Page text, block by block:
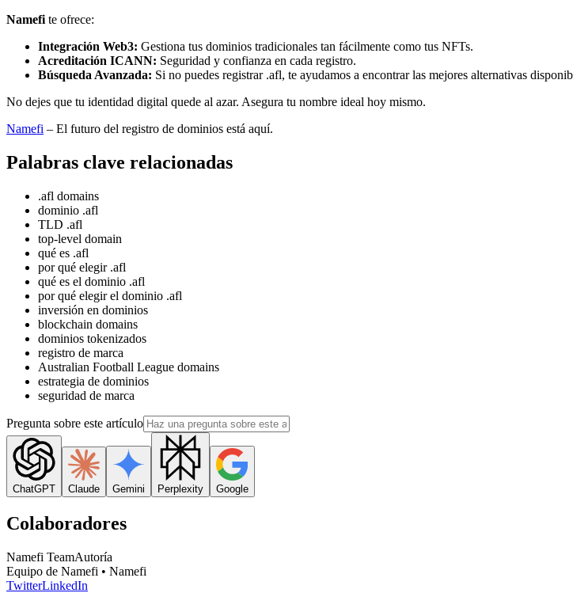
Namefi te ofrece:
Integración Web3: Gestiona tus dominios tradicionales tan fácilmente como tus NFTs.
Acreditación ICANN: Seguridad y confianza en cada registro.
Búsqueda Avanzada: Si no puedes registrar .afl, te ayudamos a encontrar las mejores alternativas
No dejes que tu identidad digital quede al azar. Asegura tu nombre ideal hoy mismo.
Namefi – El futuro del registro de dominios está aquí.
Palabras clave relacionadas
.afl domains
dominio .afl
TLD .afl
top-level domain
qué es .afl
por qué elegir .afl
qué es el dominio .afl
por qué elegir el dominio .afl
inversión en dominios
blockchain domains
dominios tokenizados
registro de marca
Australian Football League domains
estrategia de dominios
seguridad de marca
Pregunta sobre este artículo
ChatGPT Claude Gemini Perplexity Google
Colaboradores
Namefi TeamAutoría
Equipo de Namefi • Namefi
TwitterLinkedIn